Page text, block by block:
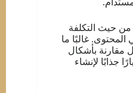
من حيث التكلفة
غالبًا ما
مقارنة بأشكال
جذابًا لإنشاء